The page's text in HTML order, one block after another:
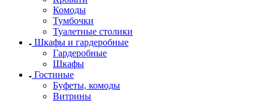
Комоды
Тумбочки
Туалетные столики
Шкафы и гардеробные
Гардеробные
Шкафы
Гостиные
Буфеты, комоды
Витрины